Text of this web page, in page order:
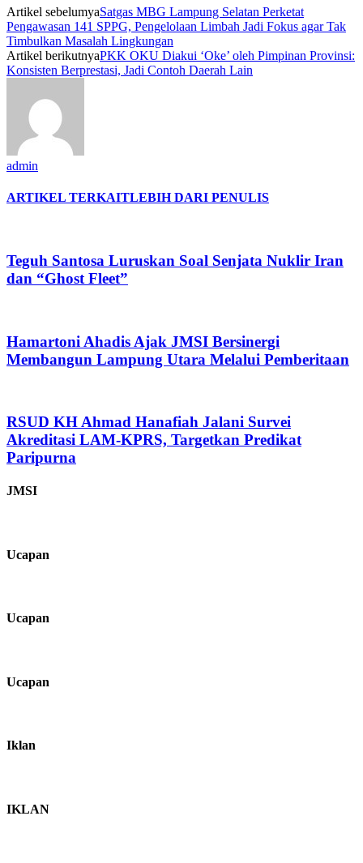
Artikel sebelumyaSatgas MBG Lampung Selatan Perketat
Pengawasan 141 SPPG, Pengelolaan Limbah Jadi Fokus agar Tak
Timbulkan Masalah Lingkungan
Artikel berikutnyaPKK OKU Diakui ‘Oke’ oleh Pimpinan Provinsi:
Konsisten Berprestasi, Jadi Contoh Daerah Lain
admin
ARTIKEL TERKAITLEBIH DARI PENULIS
Teguh Santosa Luruskan Soal Senjata Nuklir Iran
dan “Ghost Fleet”
Hamartoni Ahadis Ajak JMSI Bersinergi
Membangun Lampung Utara Melalui Pemberitaan
RSUD KH Ahmad Hanafiah Jalani Survei
Akreditasi LAM-KPRS, Targetkan Predikat
Paripurna
JMSI
Ucapan
Ucapan
Ucapan
Iklan
IKLAN